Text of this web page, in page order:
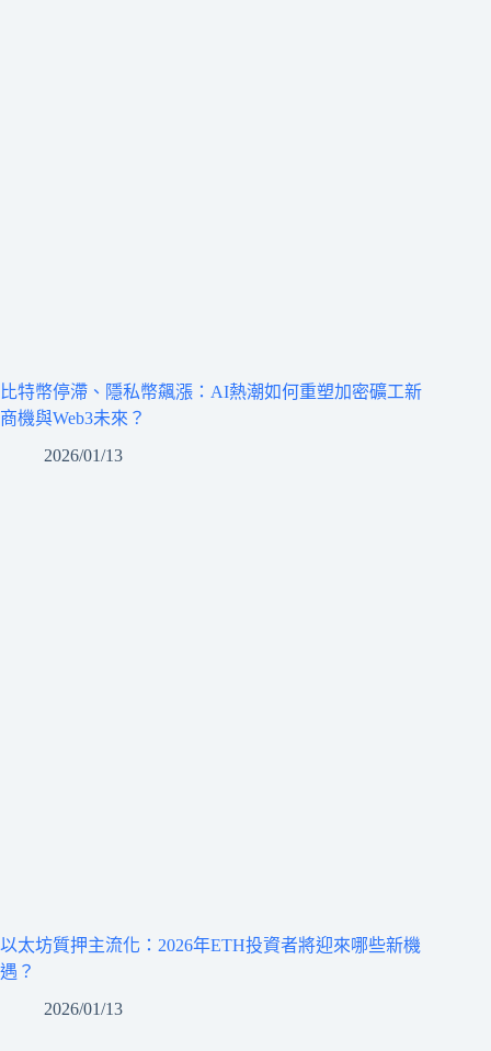
比特幣停滯、隱私幣飆漲：AI熱潮如何重塑加密礦工新
商機與Web3未來？
2026/01/13
以太坊質押主流化：2026年ETH投資者將迎來哪些新機
遇？
2026/01/13